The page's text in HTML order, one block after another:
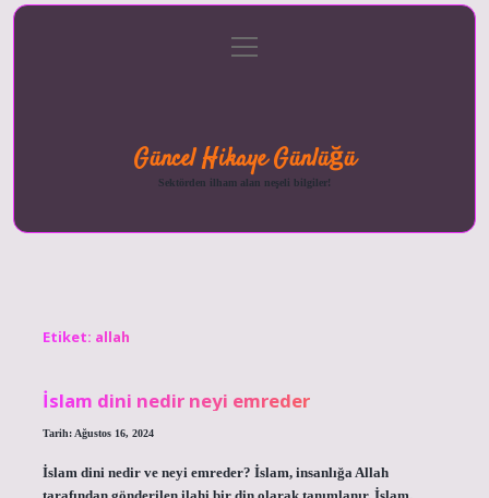
menüyü
aç
Güncel Hikaye Günlüğü
Sektörden ilham alan neşeli bilgiler!
Etiket: allah
İslam dini nedir neyi emreder
Tarih: Ağustos 16, 2024
İslam dini nedir ve neyi emreder? İslam, insanlığa Allah